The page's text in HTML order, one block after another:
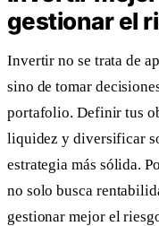
gestionar el
Invertir no se trata de
sino de tomar
portafolio. Definir tus
liquidez y diversificar
estrategia más sólida.
no solo busca
gestionar mejor el